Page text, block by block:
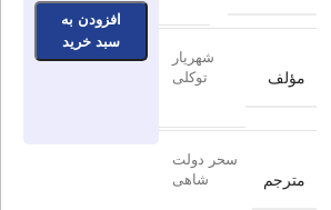
مؤلف
شهریار
توکلی
مترجم
سحر دولت
شاهی
افزودن به
سبد خرید